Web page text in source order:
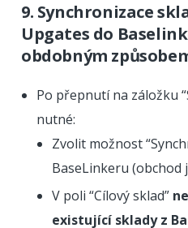
9. Synchronizace
Upgates do
obdobným
Po přepnutí na záložku
nutné:
Zvolit možnost
BaseLinkeru (obchod
V poli “Cílový sklad”
existující sklady z